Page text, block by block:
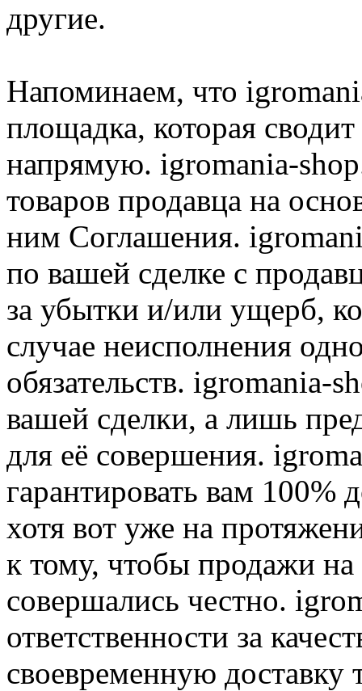
другие.
Напоминаем, что
площадка, которая
напрямую. igromania-
товаров продавца на
ним Соглашения.
по вашей сделке с
за убытки и/или ущерб,
случае неисполнения
обязательств. igromania-
вашей сделки, а лишь
для её совершения.
гарантировать вам 100%
хотя вот уже на
к тому, чтобы продажи
совершались честно.
ответственности за
своевременную доставку